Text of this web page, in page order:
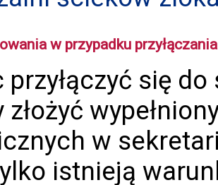
w przypadku
przyłączyć się
złożyć
w
istnieją